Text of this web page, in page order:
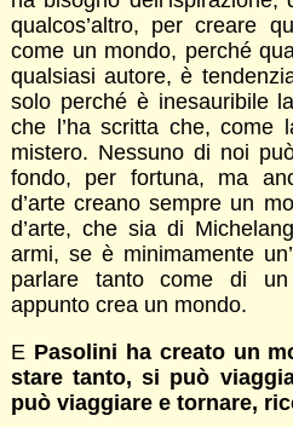
qualcos’altro, per creare
come un mondo, perché
qualsiasi autore, è
solo perché è inesauribile
che l’ha scritta che, come
mistero. Nessuno di noi
fondo, per fortuna, ma
d’arte creano sempre un
d’arte, che sia di
armi, se è minimamente
parlare tanto come di
appunto crea un mondo.
E Pasolini ha creato un
stare tanto, si può
può viaggiare e tornare,